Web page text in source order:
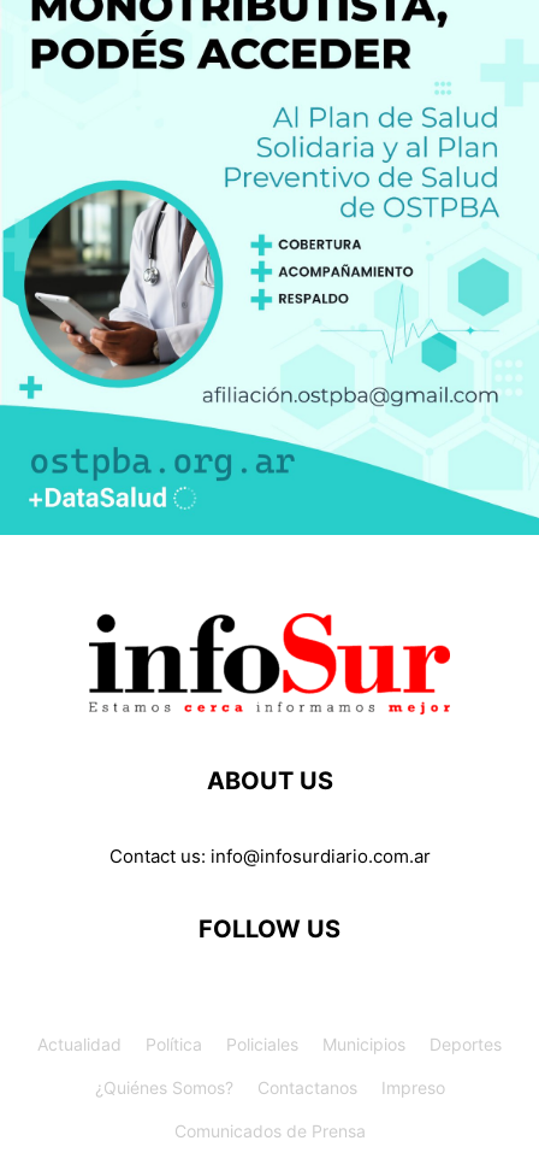
ABOUT US
Contact us: info@infosurdiario.com.ar
FOLLOW US
Actualidad Política Policiales Municipios Deportes
¿Quiénes Somos? Contactanos Impreso
Comunicados de Prensa